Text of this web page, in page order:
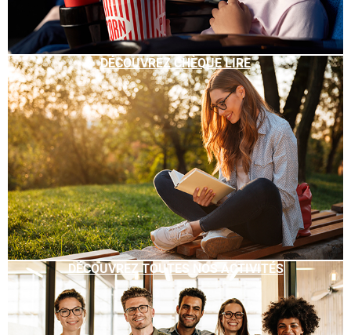
DÉCOUVREZ CHÈQUE LIRE
DÉCOUVREZ TOUTES NOS ACTIVITÉS